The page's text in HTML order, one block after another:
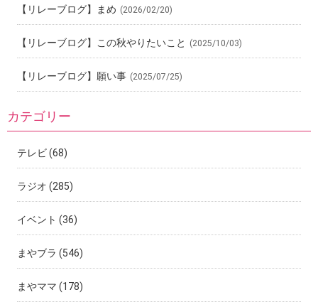
【リレーブログ】まめ (2026/02/20)
【リレーブログ】この秋やりたいこと (2025/10/03)
【リレーブログ】願い事 (2025/07/25)
カテゴリー
テレビ(68)
ラジオ (285)
イベント (36)
まやブラ (546)
まやママ (178)